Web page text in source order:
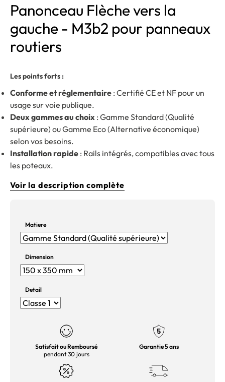
Panonceau Flèche vers la
gauche - M3b2 pour panneaux
routiers
Les points forts :
Conforme et réglementaire : Certifié CE et NF pour un
usage sur voie publique.
Deux gammes au choix : Gamme Standard (Qualité
supérieure) ou Gamme Eco (Alternative économique)
selon vos besoins.
Installation rapide : Rails intégrés, compatibles avec tous
les poteaux.
Voir la description complète
Matiere
Dimension
Detail
Satisfait ou Remboursé
pendant 30 jours
Garantie 5 ans